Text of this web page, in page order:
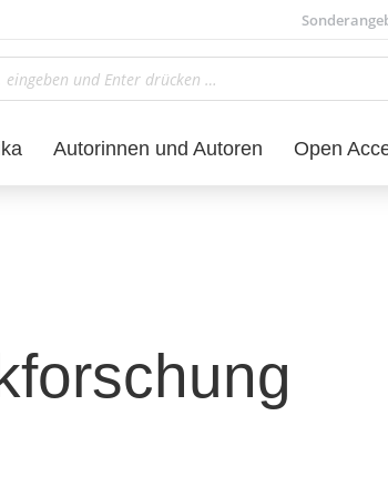
Autorinnen und Autoren Open